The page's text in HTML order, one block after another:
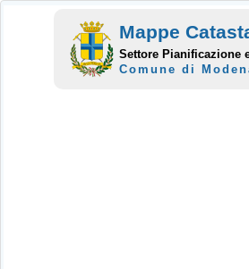
Mappe
Settore Pianificazione
Comune di